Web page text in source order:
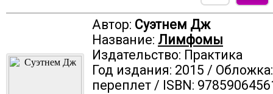
Автор: Суэтнем Дж
Название: Лимфомы
Издательство: Практика
Год издания: 2015 /
переплет / ISBN: